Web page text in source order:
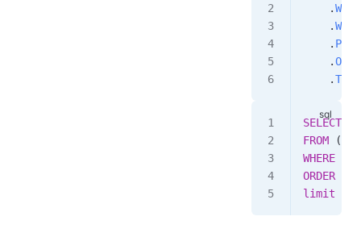
    .
    .
    .
Page
    .
    .
SELECT
FROM (
WHERE
ORDER BY
limit